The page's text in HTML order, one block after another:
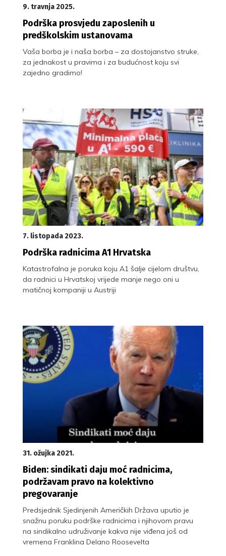
9. travnja 2025.
Podrška prosvjedu zaposlenih u
predškolskim ustanovama
Vaša borba je i naša borba – za dostojanstvo struke,
za jednakost u pravima i za budućnost koju svi
zajedno gradimo!
7. listopada 2023.
Podrška radnicima A1 Hrvatska
Katastrofalna je poruka koju A1 šalje cijelom društvu,
da radnici u Hrvatskoj vrijede manje nego oni u
matičnoj kompaniji u Austriji
31. ožujka 2021.
Biden: sindikati daju moć radnicima,
podržavam pravo na kolektivno
pregovaranje
Predsjednik Sjedinjenih Američkih Država uputio je
snažnu poruku podrške radnicima i njihovom pravu
na sindikalno udruživanje kakva nije viđena još od
vremena Franklina Delano Roosevelta